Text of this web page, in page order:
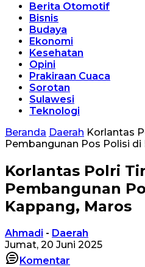
Berita Otomotif
Bisnis
Budaya
Ekonomi
Kesehatan
Opini
Prakiraan Cuaca
Sorotan
Sulawesi
Teknologi
Beranda Daerah Korlantas
Pembangunan Pos Polisi di
Korlantas Polri
Pembangunan
Kappang, Maros
Ahmadi - Daerah
Jumat, 20 Juni 2025
Komentar